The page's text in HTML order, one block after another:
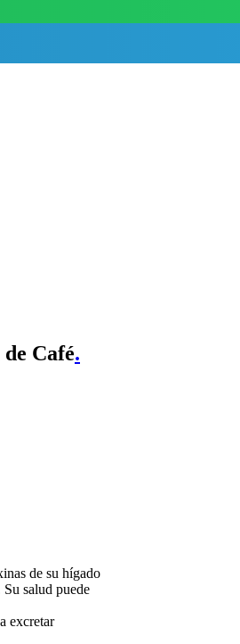
Café.
de su hígado
Su salud puede
excretar